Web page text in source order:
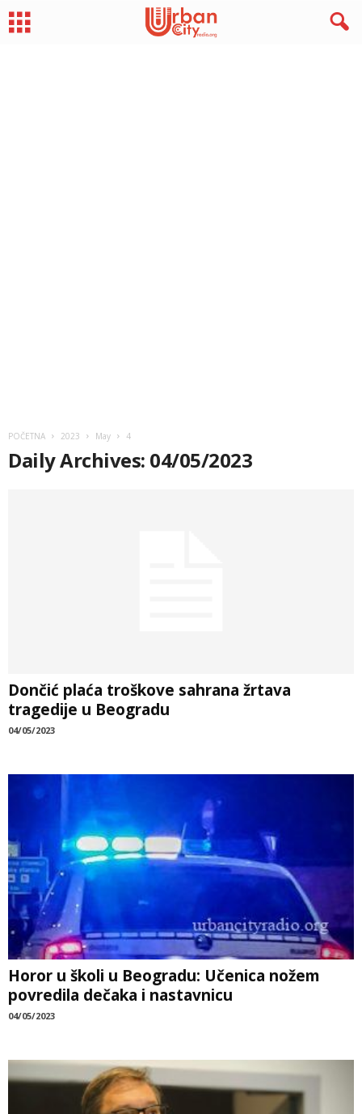
POČETNA 2023 May 4
Daily Archives: 04/05/2023
Dončić plaća troškove sahrana žrtava
tragedije u Beogradu
04/05/2023
Horor u školi u Beogradu: Učenica nožem
povredila dečaka i nastavnicu
04/05/2023